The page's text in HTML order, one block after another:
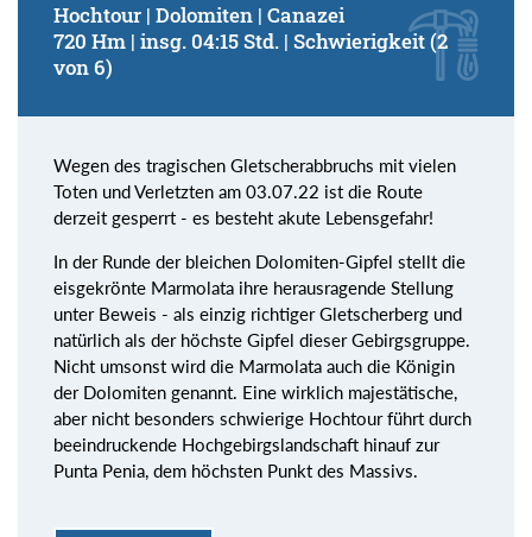
Hochtour | Dolomiten | Canazei
720 Hm | insg. 04:15 Std. | Schwierigkeit (2
von 6)
Wegen des tragischen Gletscherabbruchs mit vielen
Toten und Verletzten am 03.07.22 ist die Route
derzeit gesperrt - es besteht akute Lebensgefahr!
In der Runde der bleichen Dolomiten-Gipfel stellt die
eisgekrönte Marmolata ihre herausragende Stellung
unter Beweis - als einzig richtiger Gletscherberg und
natürlich als der höchste Gipfel dieser Gebirgsgruppe.
Nicht umsonst wird die Marmolata auch die Königin
der Dolomiten genannt. Eine wirklich majestätische,
aber nicht besonders schwierige Hochtour führt durch
beeindruckende Hochgebirgslandschaft hinauf zur
Punta Penia, dem höchsten Punkt des Massivs.